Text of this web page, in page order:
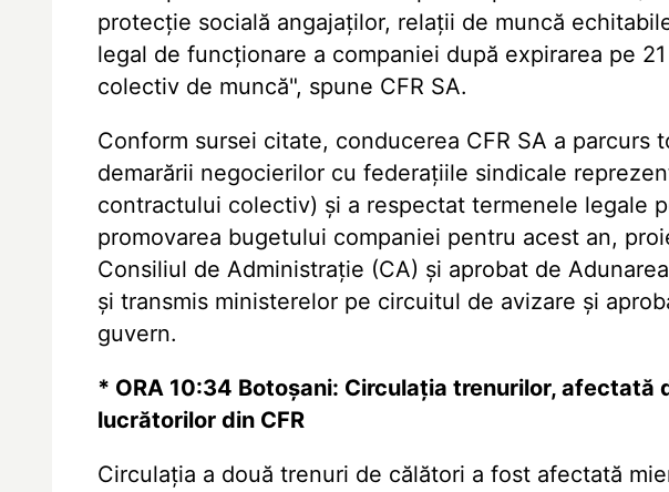
protecție socială angajaților, relații de muncă
legal de funcționare a companiei după expirarea pe
colectiv de muncă", spune CFR SA.
Conform sursei citate, conducerea CFR SA a parcurs
demarării negocierilor cu federațiile sindicale
contractului colectiv) și a respectat termenele legale
promovarea bugetului companiei pentru acest an,
Consiliul de Administrație (CA) și aprobat de
și transmis ministerelor pe circuitul de avizare și
guvern.
* ORA 10:34 Botoșani: Circulația trenurilor, afectată
lucrătorilor din CFR
Circulația a două trenuri de călători a fost afectată